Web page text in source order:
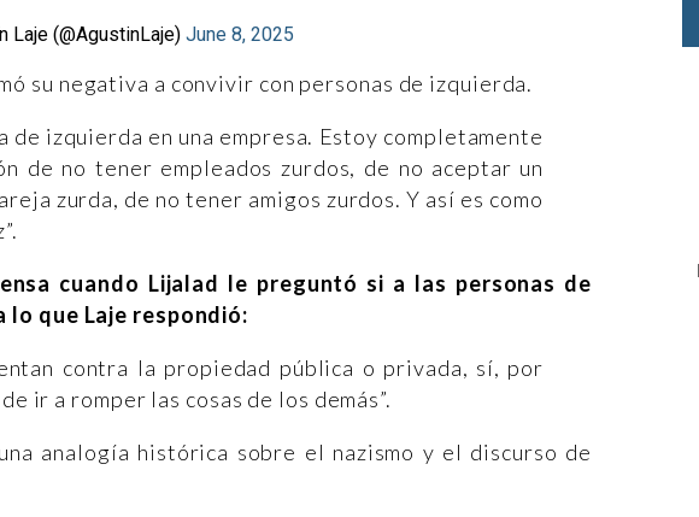
Laje (@AgustinLaje) June 8, 2025
su negativa a convivir con personas de izquierda.
de izquierda en una empresa. Estoy completamente
de no tener empleados zurdos, de no aceptar un
zurda, de no tener amigos zurdos. Y así es como
cuando Lijalad le preguntó si a las personas de
lo que Laje respondió:
contra la propiedad pública o privada, sí, por
ir a romper las cosas de los demás”.
analogía histórica sobre el nazismo y el discurso de